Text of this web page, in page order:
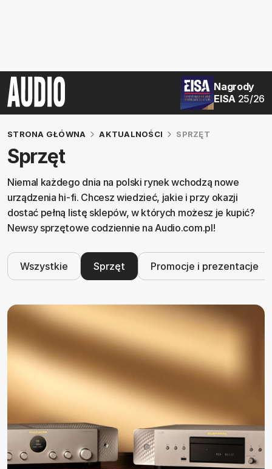
Nagrody
EISA 25/26
STRONA GŁÓWNA AKTUALNOŚCI SPRZĘT
Sprzęt
Niemal każdego dnia na polski rynek wchodzą nowe
urządzenia hi-fi. Chcesz wiedzieć, jakie i przy okazji
dostać pełną listę sklepów, w których możesz je kupić?
Newsy sprzętowe codziennie na Audio.com.pl!
Wszystkie Sprzęt Promocje i prezentacje